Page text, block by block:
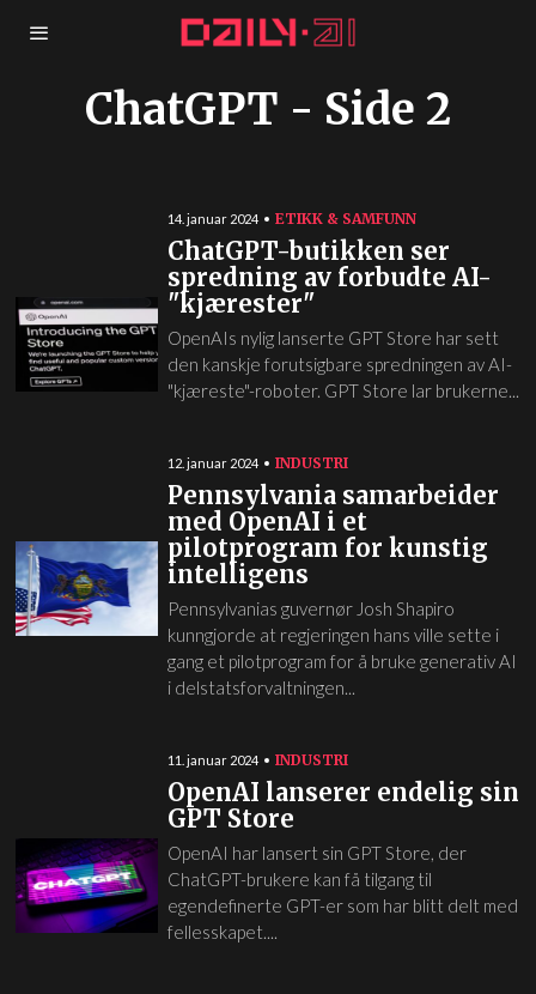
ChatGPT - Side 2
14. januar 2024 ETIKK & SAMFUNN
ChatGPT-butikken ser
spredning av forbudte AI-
"kjærester"
OpenAIs nylig lanserte GPT Store har sett
den kanskje forutsigbare spredningen av AI-
"kjæreste"-roboter. GPT Store lar brukerne...
12. januar 2024 INDUSTRI
Pennsylvania samarbeider
med OpenAI i et
pilotprogram for kunstig
intelligens
Pennsylvanias guvernør Josh Shapiro
kunngjorde at regjeringen hans ville sette i
gang et pilotprogram for å bruke generativ AI
i delstatsforvaltningen...
11. januar 2024 INDUSTRI
OpenAI lanserer endelig sin
GPT Store
OpenAI har lansert sin GPT Store, der
ChatGPT-brukere kan få tilgang til
egendefinerte GPT-er som har blitt delt med
fellesskapet....